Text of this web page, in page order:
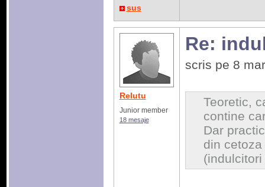
sus
Relutu
Junior member
18 mesaje
Re:
scris pe 8
Teoretic,
contine
Dar
din